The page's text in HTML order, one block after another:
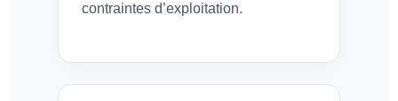
contraintes d’exploitation.